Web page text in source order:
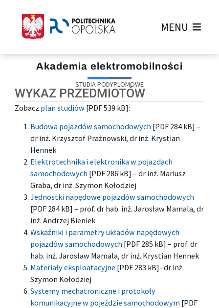
MENU
Akademia elektromobilności
STUDIA PODYPLOMOWE
WYKAZ PRZEDMIOTÓW
Zobacz plan studiów [PDF 539 kB]:
Budowa pojazdów samochodowych [PDF 284 kB] –
dr inż. Krzysztof Prażnowski, dr inż. Krystian
Hennek
Elektrotechnika i elektronika w pojazdach
samochodowych [PDF 286 kB] – dr inż. Mariusz
Graba, dr inż. Szymon Kołodziej
Jednostki napędowe pojazdów samochodowych
[PDF 284 kB] – prof. dr hab. inż. Jarosław Mamala, dr
inż. Andrzej Bieniek
Wskaźniki i parametry układów napędowych
pojazdów samochodowych [PDF 285 kB] – prof. dr
hab. inż. Jarosław Mamala, dr inż. Krystian Hennek
Materiały eksploatacyjne [PDF 283 kB]- dr inż.
Szymon Kołodziej
Systemy mechatroniczne i protokoły
komunikacyjne w pojeździe samochodowym [PDF